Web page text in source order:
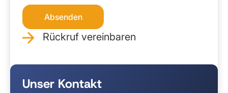
Unser Kontakt
Rückruf vereinbaren